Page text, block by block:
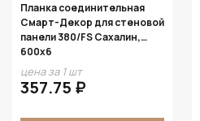
Планка соединительная
Смарт-Декор для стеновой
панели 380/FS Сахалин,
600x6
цена за 1 шт
357.75 ₽